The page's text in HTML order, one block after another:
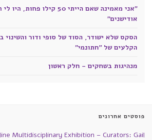
"אני מאמינה שאם הייתי 50 קילו
אודישנים"
הסקס שלא ישודר, הסוד של סופי ודור והשינוי
הקלעים של "חתונמי"
מנהיגות בשחקים - חלק ראשון
פוסטים אחרונים
Multidisciplinary Exhibition – Curators: Gail